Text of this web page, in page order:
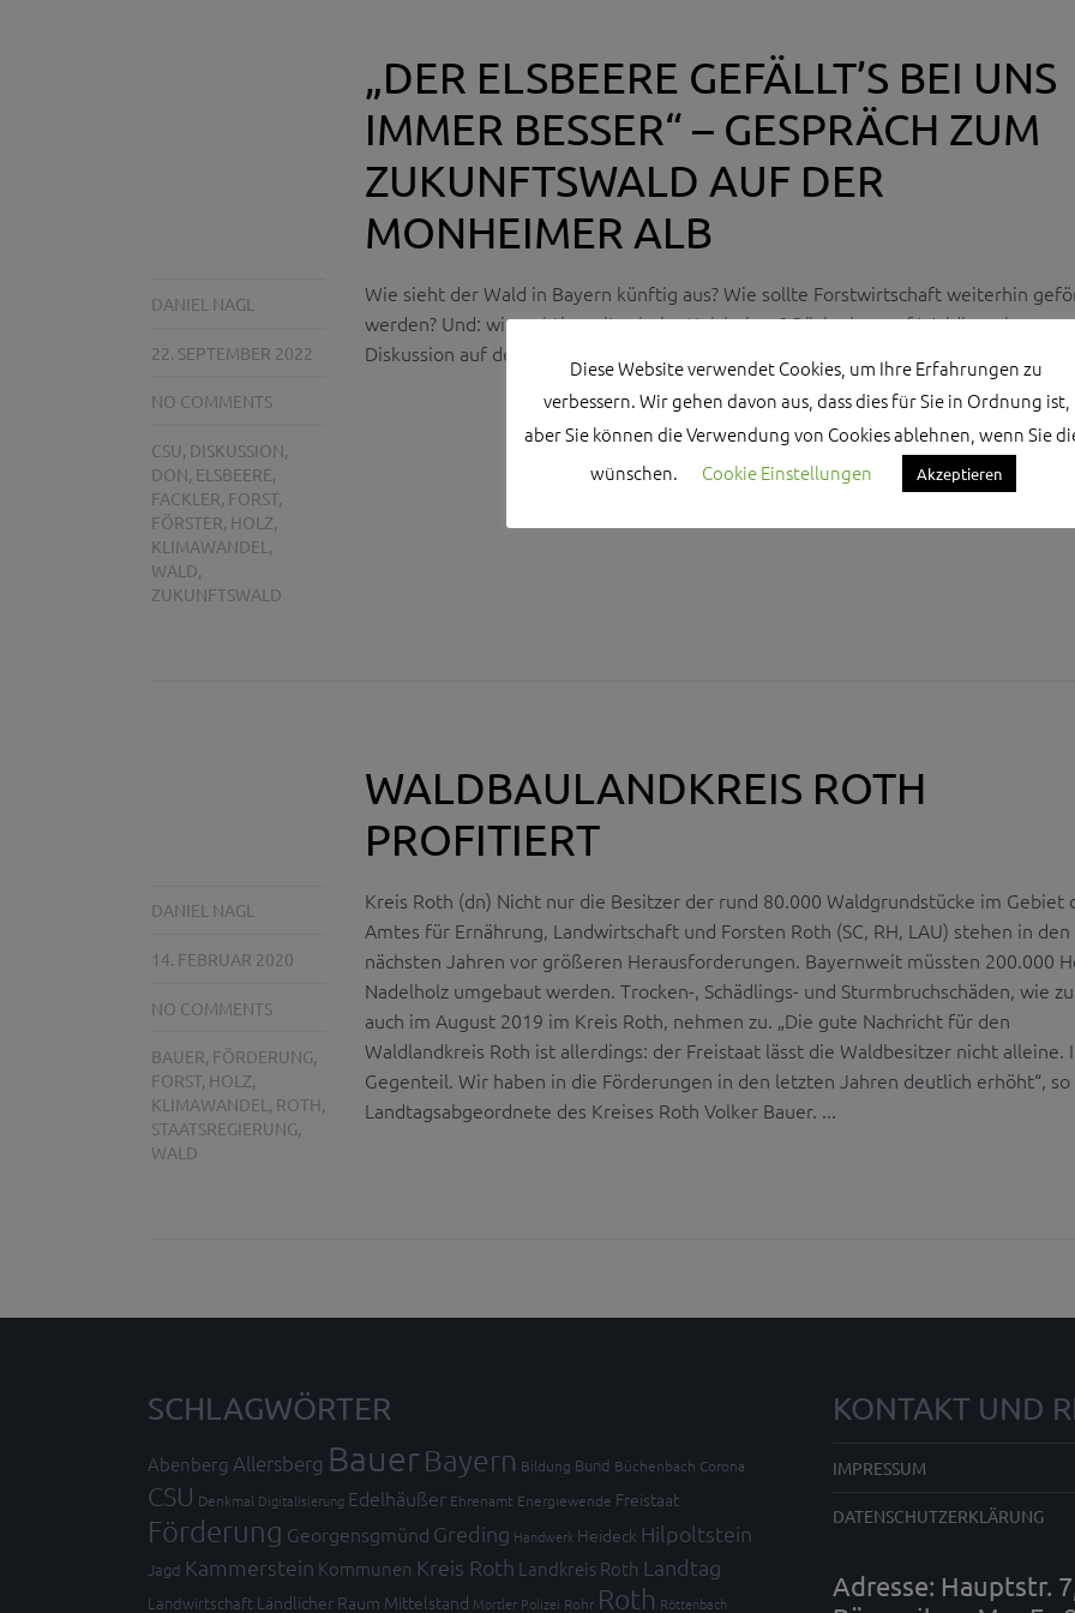
„DER ELSBEERE GEFÄLLT’S BEI UNS
IMMER BESSER“ – GESPRÄCH ZUM
ZUKUNFTSWALD AUF DER
MONHEIMER ALB
DANIEL NAGL
22. SEPTEMBER 2022
NO COMMENTS
CSU, DISKUSSION,
DON, ELSBEERE,
FACKLER, FORST,
FÖRSTER, HOLZ,
KLIMAWANDEL ,
WALD,
ZUKUNFTSWALD
Wie sieht der Wald in Bayern künftig aus? Wie sollte Forstwirtschaft weiterhin
werden? Und: wie geht's weiter beim Holzheizen? Rückschau auf Waldbegehung
Diskussion auf der Monheimer Alb.
WALDBAULANDKREIS ROTH
PROFITIERT
DANIEL NAGL
14. FEBRUAR 2020
NO COMMENTS
BAUER, FÖRDERUNG,
FORST, HOLZ,
KLIMAWANDEL , ROTH,
STAATSREGIERUNG,
WALD
Kreis Roth (dn) Nicht nur die Besitzer der rund 80.000 Waldgrundstücke im Gebiet
Amtes für Ernährung, Landwirtschaft und Forsten Roth (SC, RH, LAU) stehen in den
nächsten Jahren vor größeren Herausforderungen. Bayernweit müssten 200.000
Nadelholz umgebaut werden. Trocken-, Schädlings- und Sturmbruchschäden, wie
auch im August 2019 im Kreis Roth, nehmen zu. „Die gute Nachricht für den
Waldlandkreis Roth ist allerdings: der Freistaat lässt die Waldbesitzer nicht alleine.
Gegenteil. Wir haben in die Förderungen in den letzten Jahren deutlich erhöht“,
Landtagsabgeordnete des Kreises Roth Volker Bauer. ...
SCHLAGWÖRTER
Abenberg Allersberg Bauer Bayern Bildung Bund Büchenbach Corona
CSU Denkmal Digitalisierung Edelhäußer Ehrenamt Energiewende Freistaat
Förderung Georgensgmünd Greding Handwerk Heideck Hilpoltstein
Jagd Kammerstein Kommunen Kreis Roth Landkreis Roth Landtag
Landwirtschaft Ländlicher Raum Mittelstand Mortler Polizei Rohr Roth Röttenbach
KONTAKT UND
IMPRESSUM
DATENSCHUTZERKLÄRUNG
Adresse: Hauptstr.
Diese Website verwendet Cookies, um Ihre Erfahrungen zu
verbessern. Wir gehen davon aus, dass dies für Sie in Ordnung ist,
aber Sie können die Verwendung von Cookies ablehnen, wenn Sie
wünschen.
Cookie Einstellungen Akzeptieren